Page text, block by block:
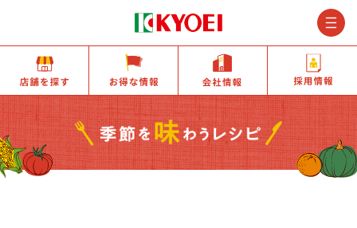
店舗を探す お得な情報 会社情報